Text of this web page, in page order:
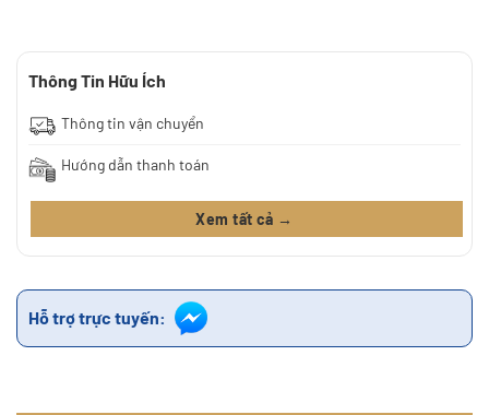
Thông Tin Hữu Ích
Thông tin vận chuyển
Hướng dẫn thanh toán
Xem tất cả →
Hỗ trợ trực tuyến: